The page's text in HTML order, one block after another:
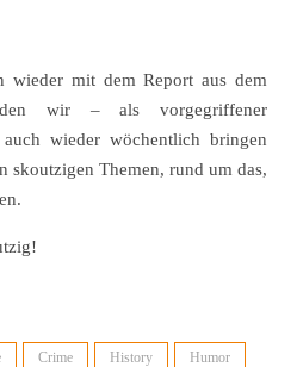
wieder mit dem Report aus dem
den wir – als vorgegriffener
wieder wöchentlich bringen
skoutzigen Themen, rund um das,
Crime History Humor